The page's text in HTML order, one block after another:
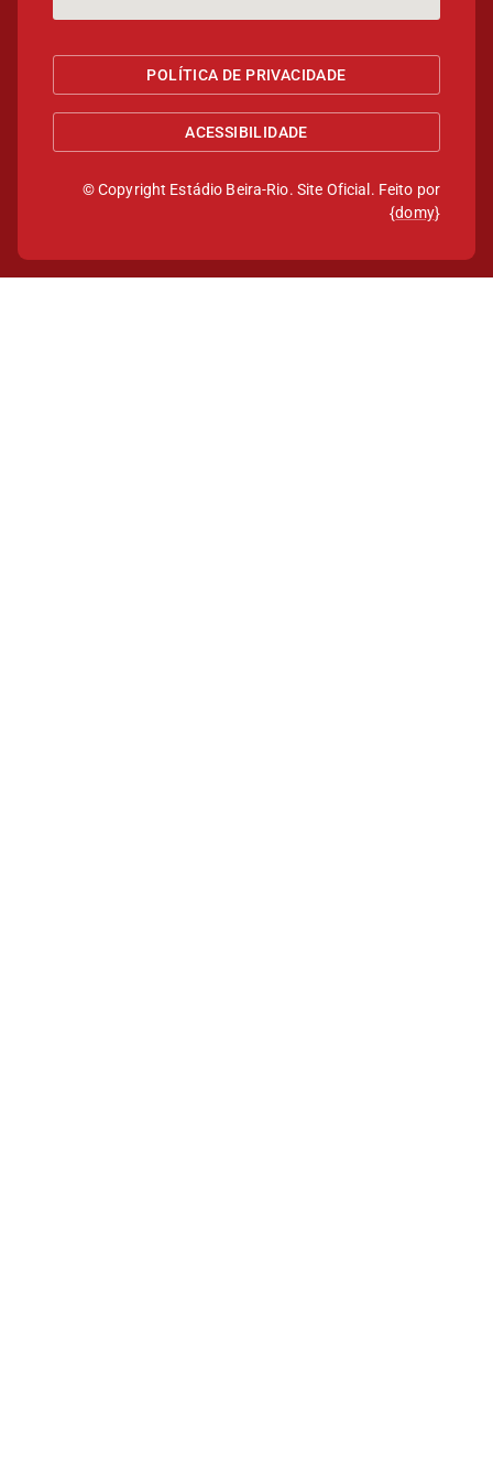
POLÍTICA DE PRIVACIDADE
ACESSIBILIDADE
© Copyright Estádio Beira-Rio. Site Oficial. Feito por
{domy}